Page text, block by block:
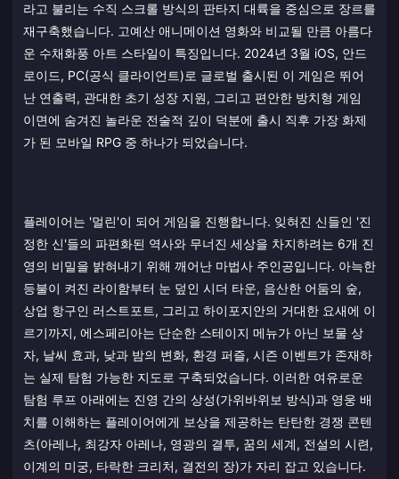
라고 불리는 수직 스크롤 방식의 판타지 대륙을 중심으로 장르를
재구축했습니다. 고예산 애니메이션 영화와 비교될 만큼 아름다
운 수채화풍 아트 스타일이 특징입니다. 2024년 3월 iOS, 안드
로이드, PC(공식 클라이언트)로 글로벌 출시된 이 게임은 뛰어
난 연출력, 관대한 초기 성장 지원, 그리고 편안한 방치형 게임
이면에 숨겨진 놀라운 전술적 깊이 덕분에 출시 직후 가장 화제
가 된 모바일 RPG 중 하나가 되었습니다.
플레이어는 '멀린'이 되어 게임을 진행합니다. 잊혀진 신들인 '진
정한 신'들의 파편화된 역사와 무너진 세상을 차지하려는 6개 진
영의 비밀을 밝혀내기 위해 깨어난 마법사 주인공입니다. 아늑한
등불이 켜진 라이함부터 눈 덮인 시더 타운, 음산한 어둠의 숲,
상업 항구인 러스트포트, 그리고 하이포지안의 거대한 요새에 이
르기까지, 에스페리아는 단순한 스테이지 메뉴가 아닌 보물 상
자, 날씨 효과, 낮과 밤의 변화, 환경 퍼즐, 시즌 이벤트가 존재하
는 실제 탐험 가능한 지도로 구축되었습니다. 이러한 여유로운
탐험 루프 아래에는 진영 간의 상성(가위바위보 방식)과 영웅 배
치를 이해하는 플레이어에게 보상을 제공하는 탄탄한 경쟁 콘텐
츠(아레나, 최강자 아레나, 영광의 결투, 꿈의 세계, 전설의 시련,
이계의 미궁, 타락한 크리처, 결전의 장)가 자리 잡고 있습니다.